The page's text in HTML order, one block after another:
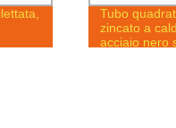
Tubo
zincato a
acciaio nero